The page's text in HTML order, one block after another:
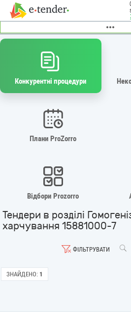
Конкурентні процедури
Плани ProZorro
Відбори Prozorro
Тендери в розділі
харчування 15881000-7
ФІЛЬТРУВАТИ
ЗНАЙДЕНО: 1